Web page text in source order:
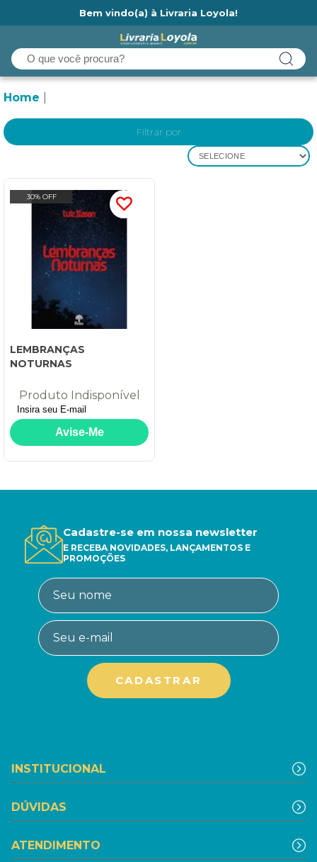
Bem vindo(a) à Livraria Loyola!
Home
Filtrar por
SELECIONE
30% OFF
LEMBRANÇAS
NOTURNAS
Produto Indisponível
Cadastre-se em nossa newsletter
E RECEBA NOVIDADES, LANÇAMENTOS E
PROMOÇÕES
INSTITUCIONAL
DÚVIDAS
ATENDIMENTO